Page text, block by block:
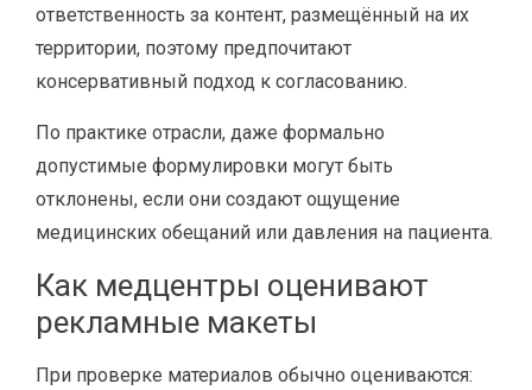
ответственность за контент, размещённый на их
территории, поэтому предпочитают
консервативный подход к согласованию.
По практике отрасли, даже формально
допустимые формулировки могут быть
отклонены, если они создают ощущение
медицинских обещаний или давления на пациента.
Как медцентры оценивают
рекламные макеты
При проверке материалов обычно оцениваются: